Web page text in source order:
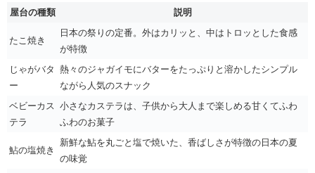
屋台の種類 説明
たこ焼き
日本の祭りの定番。外はカリッと、中はトロッとした食感
が特徴
じゃがバタ
ー
熱々のジャガイモにバターをたっぷりと溶かしたシンプル
ながら人気のスナック
ベビーカス
テラ
小さなカステラは、子供から大人まで楽しめる甘くてふわ
ふわのお菓子
鮎の塩焼き
新鮮な鮎を丸ごと塩で焼いた、香ばしさが特徴の日本の夏
の味覚